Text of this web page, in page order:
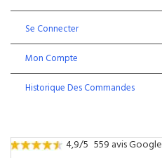
Se Connecter
Mon Compte
Historique Des Commandes
4,9/5 559 avis Google